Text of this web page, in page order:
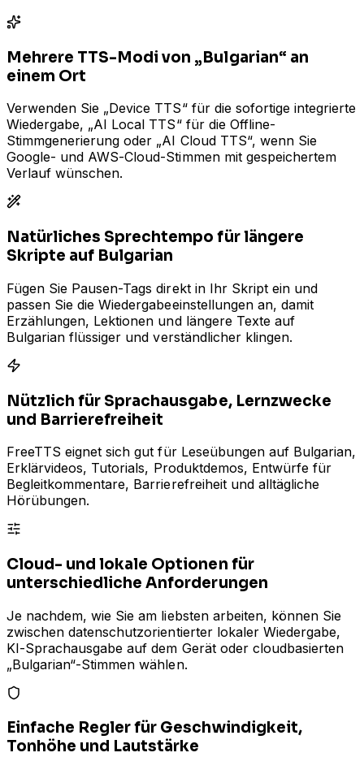
Mehrere TTS-Modi von „Bulgarian“ an
einem Ort
Verwenden Sie „Device TTS“ für die sofortige integrierte
Wiedergabe, „AI Local TTS“ für die Offline-
Stimmgenerierung oder „AI Cloud TTS“, wenn Sie
Google- und AWS-Cloud-Stimmen mit gespeichertem
Verlauf wünschen.
Natürliches Sprechtempo für längere
Skripte auf Bulgarian
Fügen Sie Pausen-Tags direkt in Ihr Skript ein und
passen Sie die Wiedergabeeinstellungen an, damit
Erzählungen, Lektionen und längere Texte auf
Bulgarian flüssiger und verständlicher klingen.
Nützlich für Sprachausgabe, Lernzwecke
und Barrierefreiheit
FreeTTS eignet sich gut für Leseübungen auf Bulgarian,
Erklärvideos, Tutorials, Produktdemos, Entwürfe für
Begleitkommentare, Barrierefreiheit und alltägliche
Hörübungen.
Cloud- und lokale Optionen für
unterschiedliche Anforderungen
Je nachdem, wie Sie am liebsten arbeiten, können Sie
zwischen datenschutzorientierter lokaler Wiedergabe,
KI-Sprachausgabe auf dem Gerät oder cloudbasierten
„Bulgarian“-Stimmen wählen.
Einfache Regler für Geschwindigkeit,
Tonhöhe und Lautstärke